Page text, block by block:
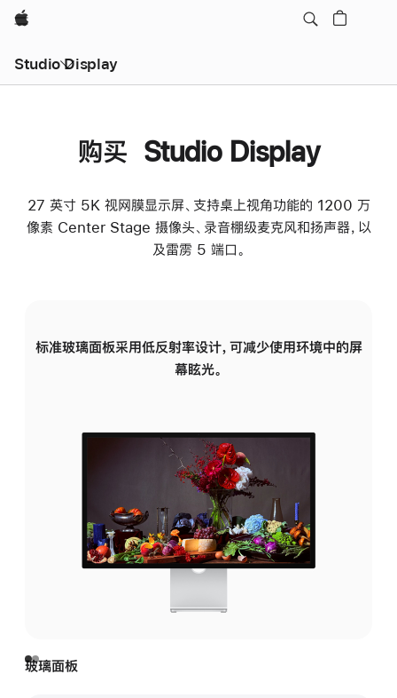
Apple
Studio Display
购买 Studio Display
27 英寸 5K 视网膜显示屏、支持桌上视角功能的 1200 万
像素 Center Stage 摄像头、录音棚级麦克风和扬声器，以
及雷雳 5 端口。
标准玻璃面板采用低反射率设计，可减少使用环境中的屏
幕眩光。
玻璃面板